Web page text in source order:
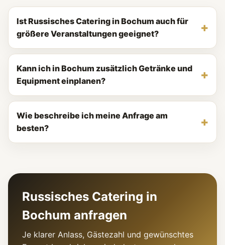
Ist Russisches Catering in Bochum auch für
größere Veranstaltungen geeignet?
Kann ich in Bochum zusätzlich Getränke und
Equipment einplanen?
Wie beschreibe ich meine Anfrage am
besten?
Russisches Catering in
Bochum anfragen
Je klarer Anlass, Gästezahl und gewünschtes